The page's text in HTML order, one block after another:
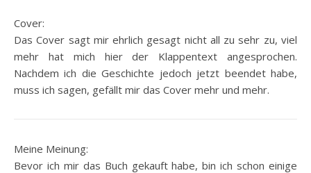
Cover:
Das Cover sagt mir ehrlich gesagt nicht all zu sehr zu, viel
mehr hat mich hier der Klappentext angesprochen.
Nachdem ich die Geschichte jedoch jetzt beendet habe,
muss ich sagen, gefällt mir das Cover mehr und mehr.
Meine Meinung:
Bevor ich mir das Buch gekauft habe, bin ich schon einige